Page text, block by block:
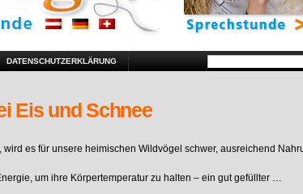
DATENSCHUTZERKLÄRUNG
Eis und Schnee
es für unsere heimischen Wildvögel schwer, ausreichend
um ihre Körpertemperatur zu halten – ein gut gefüllter …